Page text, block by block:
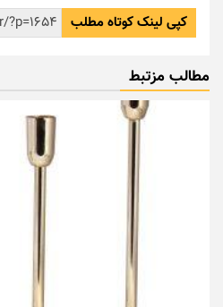
کپی لینک کوتاه مطلب
مطالب مزتبط